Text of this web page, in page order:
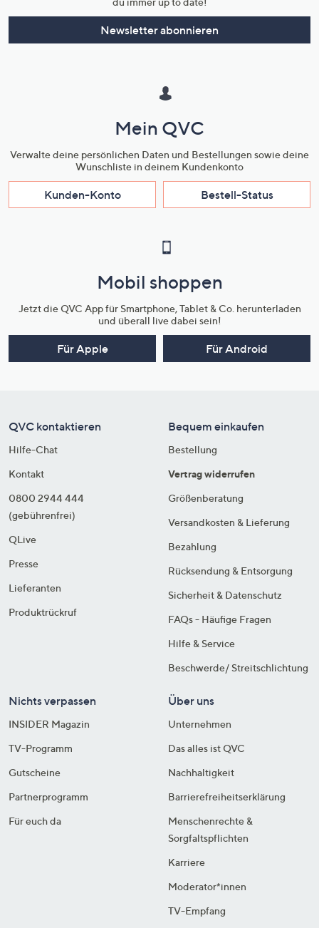
Newsletter abonnieren
Mein QVC
Verwalte deine persönlichen Daten und Bestellungen sowie deine
Wunschliste in deinem Kundenkonto
Kunden-Konto Bestell-Status
Mobil shoppen
Jetzt die QVC App für Smartphone, Tablet & Co. herunterladen
und überall live dabei sein!
Für Apple Für Android
QVC kontaktieren
Hilfe-Chat
Kontakt
0800 2944 444
(gebührenfrei)
QLive
Presse
Lieferanten
Produktrückruf
Bequem einkaufen
Bestellung
Vertrag widerrufen
Größenberatung
Versandkosten & Lieferung
Bezahlung
Rücksendung & Entsorgung
Sicherheit & Datenschutz
FAQs - Häufige Fragen
Hilfe & Service
Beschwerde/ Streitschlichtung
Nichts verpassen
INSIDER Magazin
TV-Programm
Gutscheine
Partnerprogramm
Für euch da
Über uns
Unternehmen
Das alles ist QVC
Nachhaltigkeit
Barrierefreiheitserklärung
Menschenrechte &
Sorgfaltspflichten
Karriere
Moderator*innen
TV-Empfang